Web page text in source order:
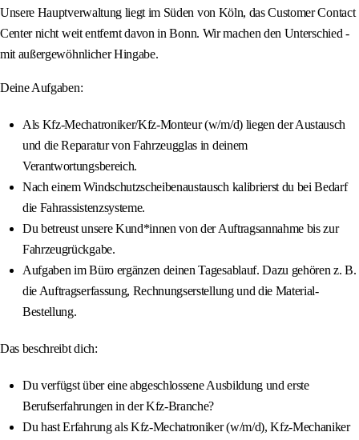
Unsere Hauptverwaltung liegt im Süden von Köln, das Customer Contact
Center nicht weit entfernt davon in Bonn. Wir machen den Unterschied -
mit außergewöhnlicher Hingabe.
Deine Aufgaben:
Als Kfz-Mechatroniker/Kfz-Monteur (w/m/d) liegen der Austausch
und die Reparatur von Fahrzeugglas in deinem
Verantwortungsbereich.
Nach einem Windschutzscheibenaustausch kalibrierst du bei Bedarf
die Fahrassistenzsysteme.
Du betreust unsere Kund*innen von der Auftragsannahme bis zur
Fahrzeugrückgabe.
Aufgaben im Büro ergänzen deinen Tagesablauf. Dazu gehören z. B.
die Auftragserfassung, Rechnungserstellung und die Material-
Bestellung.
Das beschreibt dich:
Du verfügst über eine abgeschlossene Ausbildung und erste
Berufserfahrungen in der Kfz-Branche?
Du hast Erfahrung als Kfz-Mechatroniker (w/m/d), Kfz-Mechaniker